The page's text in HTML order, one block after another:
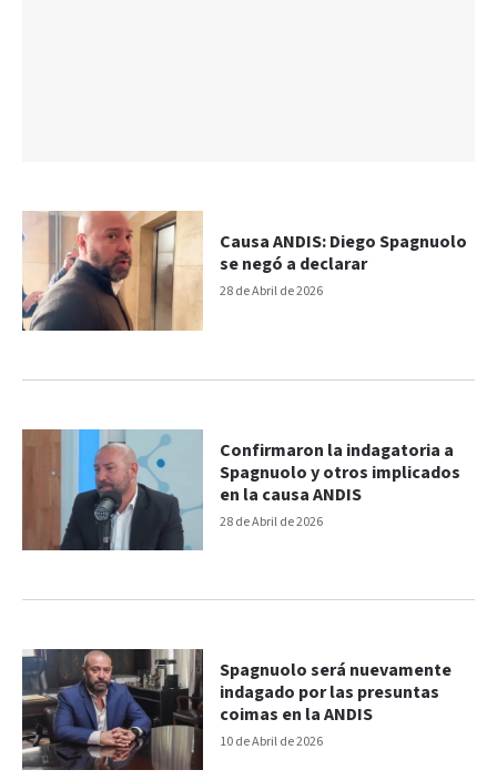
28 de Abril de 2026
Causa ANDIS: Diego Spagnuolo
se negó a declarar
28 de Abril de 2026
Confirmaron la indagatoria a
Spagnuolo y otros implicados
en la causa ANDIS
10 de Abril de 2026
Spagnuolo será nuevamente
indagado por las presuntas
coimas en la ANDIS